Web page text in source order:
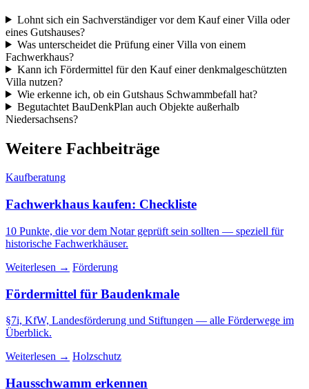
Lohnt sich ein Sachverständiger vor dem Kauf einer Villa oder
eines Gutshauses?
Was unterscheidet die Prüfung einer Villa von einem
Fachwerkhaus?
Kann ich Fördermittel für den Kauf einer denkmalgeschützten
Villa nutzen?
Wie erkenne ich, ob ein Gutshaus Schwammbefall hat?
Begutachtet BauDenkPlan auch Objekte außerhalb
Niedersachsens?
Weitere Fachbeiträge
Kaufberatung
Fachwerkhaus kaufen: Checkliste
10 Punkte, die vor dem Notar geprüft sein sollten — speziell für
historische Fachwerkhäuser.
Weiterlesen → Förderung
Fördermittel für Baudenkmale
§7i, KfW, Landesförderung und Stiftungen — alle Förderwege im
Überblick.
Weiterlesen → Holzschutz
Hausschwamm erkennen